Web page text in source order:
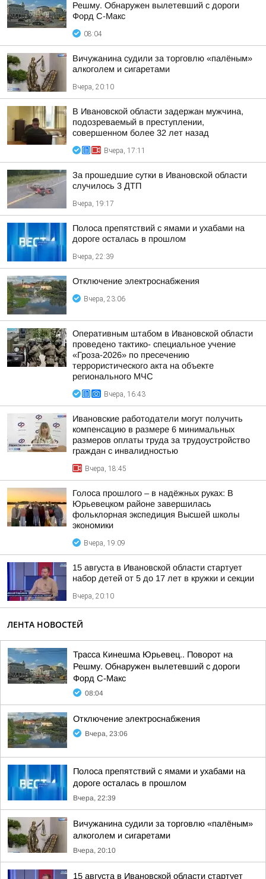
Решму. Обнаружен вылетевший с дороги
Форд С-Макс
08:04
Вичужанина судили за торговлю «палёным»
алкоголем и сигаретами
Вчера, 20:10
В Ивановской области задержан мужчина,
подозреваемый в преступлении,
совершенном более 32 лет назад
Вчера, 17:11
За прошедшие сутки в Ивановской области
случилось 3 ДТП
Вчера, 19:17
Полоса препятствий с ямами и ухабами на
дороге осталась в прошлом
Вчера, 22:39
Отключение электроснабжения
Вчера, 23:06
Оперативным штабом в Ивановской области
проведено тактико- специальное учение
«Гроза-2026» по пресечению
террористического акта на объекте
регионального МЧС
Вчера, 16:43
Ивановские работодатели могут получить
компенсацию в размере 6 минимальных
размеров оплаты труда за трудоустройство
граждан с инвалидностью
Вчера, 18:45
Голоса прошлого – в надёжных руках: В
Юрьевецком районе завершилась
фольклорная экспедиция Высшей школы
экономики
Вчера, 19:09
15 августа в Ивановской области стартует
набор детей от 5 до 17 лет в кружки и секции
Вчера, 20:10
ЛЕНТА НОВОСТЕЙ
Трасса Кинешма Юрьевец.. Поворот на
Решму. Обнаружен вылетевший с дороги
Форд С-Макс
08:04
Отключение электроснабжения
Вчера, 23:06
Полоса препятствий с ямами и ухабами на
дороге осталась в прошлом
Вчера, 22:39
Вичужанина судили за торговлю «палёным»
алкоголем и сигаретами
Вчера, 20:10
15 августа в Ивановской области стартует